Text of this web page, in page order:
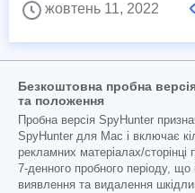
жовтень 11, 2022
Безкоштовна пробна
та положення
Пробна версія SpyHunter
SpyHunter для Mac і включає
рекламних матеріалах/
7-денного пробного періоду,
виявлення та видалення